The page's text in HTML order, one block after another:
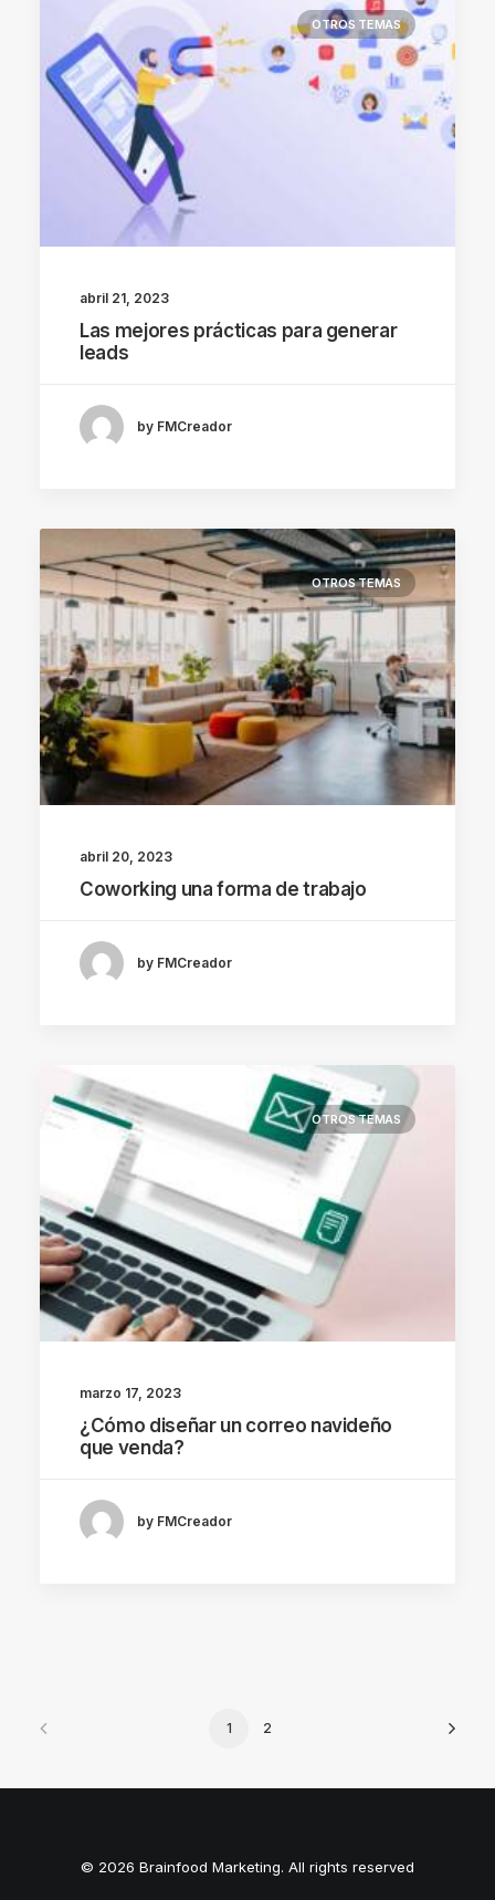
OTROS TEMAS
abril 21, 2023
Las mejores prácticas para generar
leads
by FMCreador
OTROS TEMAS
abril 20, 2023
Coworking una forma de trabajo
by FMCreador
OTROS TEMAS
marzo 17, 2023
¿Cómo diseñar un correo navideño
que venda?
by FMCreador
1 2
© 2026 Brainfood Marketing. All rights reserved